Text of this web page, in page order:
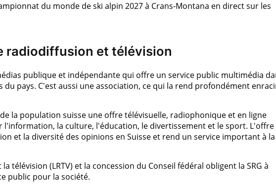
du monde de ski alpin 2027 à Crans-Montana en direct sur les
radiodiffusion et télévision
publique et indépendante qui offre un service public multimédia
du pays. C'est aussi une association, ce qui la rend profondément
la population suisse une offre télévisuelle, radiophonique et en ligne
l'information, la culture, l'éducation, le divertissement et le sport. L'offre
et la diversité des opinions en Suisse et rend un service important à la
télévision (LRTV) et la concession du Conseil fédéral obligent la SRG à
public pour la société.